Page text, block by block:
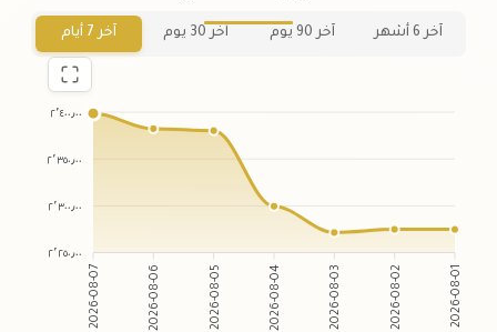
آخر 6 أشهر آخر 90 يوم آخر 30 يوم آخر 7 أيام
٢٬٤٠٠٫٠٠
٢٬٣٥٠٫٠٠
٢٬٣٠٠٫٠٠
٢٬٢٥٠٫٠٠
2026-08-07 2026-08-06 2026-08-05 2026-08-04 2026-08-03 2026-08-02 2026-08-01